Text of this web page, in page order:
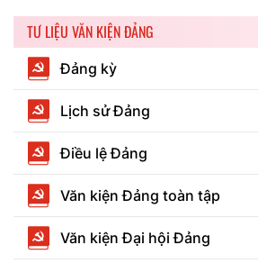
TƯ LIỆU VĂN KIỆN ĐẢNG
Đảng kỳ
Lịch sử Đảng
Điều lệ Đảng
Văn kiện Đảng toàn tập
Văn kiện Đại hội Đảng